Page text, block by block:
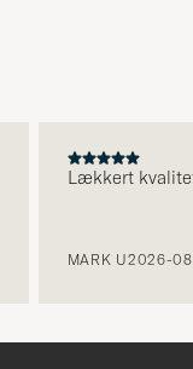
Lækkert
MARK U2026-